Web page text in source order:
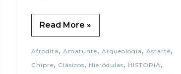
Read More »
Afrodita , Amatunte, Arqueologia , Astarté,
Chipre, Clásicos, Hieródulas, HISTORIA ,